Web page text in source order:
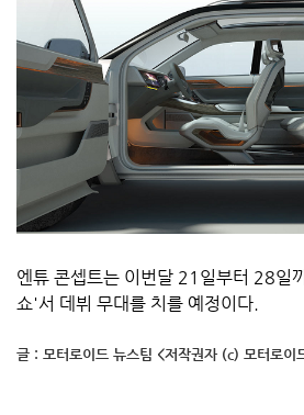
엔튜 콘셉트는 이번달 21일부터 28일
쇼'서 데뷔 무대를 치를 예정이다.
글 : 모터로이드 뉴스팀 <저작권자 (c) 모터로이